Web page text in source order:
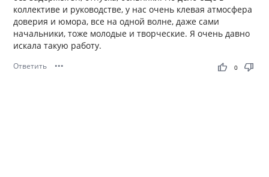
коллективе и руководстве, у нас очень клевая атмосфера
доверия и юмора, все на одной волне, даже сами
начальники, тоже молодые и творческие. Я очень давно
искала такую работу.
Ответить ••• thumb_up thumb_down
0